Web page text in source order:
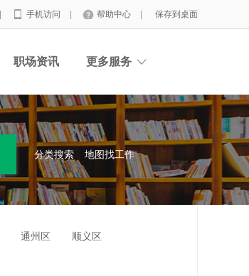
手机访问 帮助中心 保存到桌面
职场资讯 更多服务
分类搜索 地图找工作
通州区 顺义区